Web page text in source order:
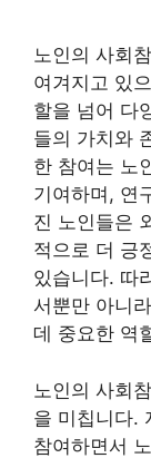
노인의 사회
여겨지고 있
할을 넘어 다
들의 가치와
한 참여는 노
기여하며, 연
진 노인들은
적으로 더 긍
있습니다. 따
서뿐만 아니
데 중요한 역
노인의 사회
을 미칩니다.
참여하면서